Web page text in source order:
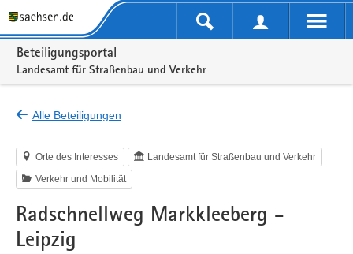
Portalnavigation
Beteiligungsportal
Landesamt für Straßenbau und Verkehr
Alle Beteiligungen
Orte des Interesses Landesamt für Straßenbau und Verkehr
Verkehr und Mobilität
Radschnellweg Markkleeberg -
Leipzig